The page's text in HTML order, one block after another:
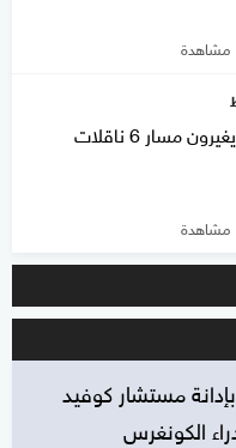
الحوثيون يغيرون مسار 6 ناقلات
مستشار كوفيد
الكونغرس